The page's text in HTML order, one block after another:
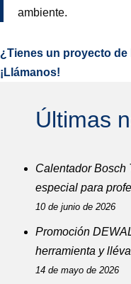
ambiente.
¿Tienes un proyecto
¡Llámanos!
Últimas
Calentador Bosch
especial para
10 de junio de 2026
Promoción
herramienta y
14 de mayo de 2026